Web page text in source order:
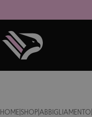
HOME SHOPABBIGLIAMENTO